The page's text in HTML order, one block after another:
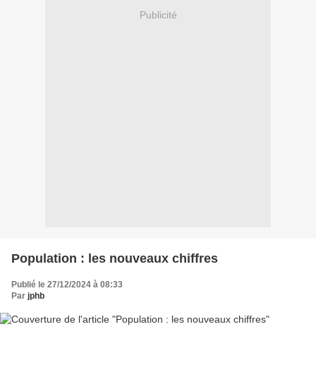
Publicité
Population : les nouveaux chiffres
Publié le 27/12/2024 à 08:33
Par jphb